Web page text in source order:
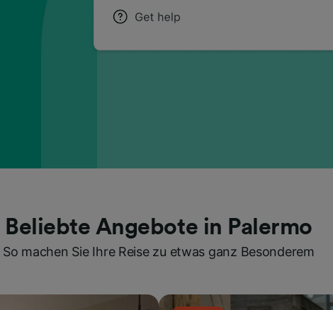
Beliebte Angebote in Palermo
So machen Sie Ihre Reise zu etwas ganz Besonderem